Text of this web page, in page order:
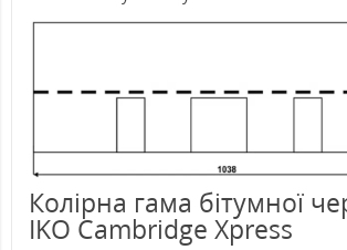
Колірна гама бітумної
IKO Cambridge Xpress